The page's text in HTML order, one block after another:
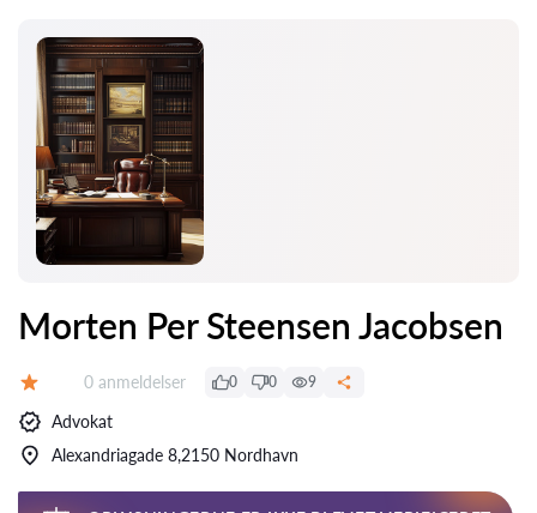
Morten Per Steensen Jacobsen
Anmeldelser:
0 anmeldelser 0 0 9
Advokat
Alexandriagade 8,2150 Nordhavn